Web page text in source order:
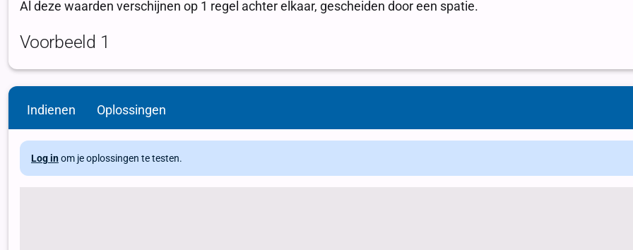
Indienen Oplossingen
Log in om je oplossingen te testen.